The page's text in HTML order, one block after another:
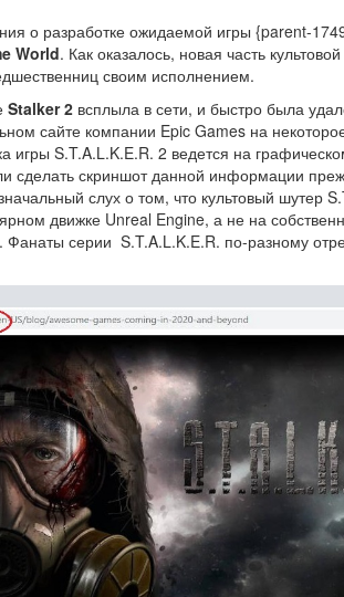
о разработке ожидаемой игры {parent-
World. Как оказалось, новая часть
своим исполнением.
Stalker 2 всплыла в сети, и быстро была
сайте компании Epic Games на
игры S.T.A.L.K.E.R. 2 ведется на
сделать скриншот данной информации
слух о том, что культовый шутер
движке Unreal Engine, а не на
Фанаты серии S.T.A.L.K.E.R. по-разному